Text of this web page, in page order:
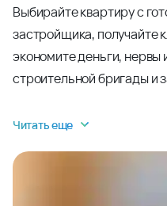
Выбирайте квартиру с
застройщика, получайте
экономите деньги, нервы
строительной бригады и
Читать еще